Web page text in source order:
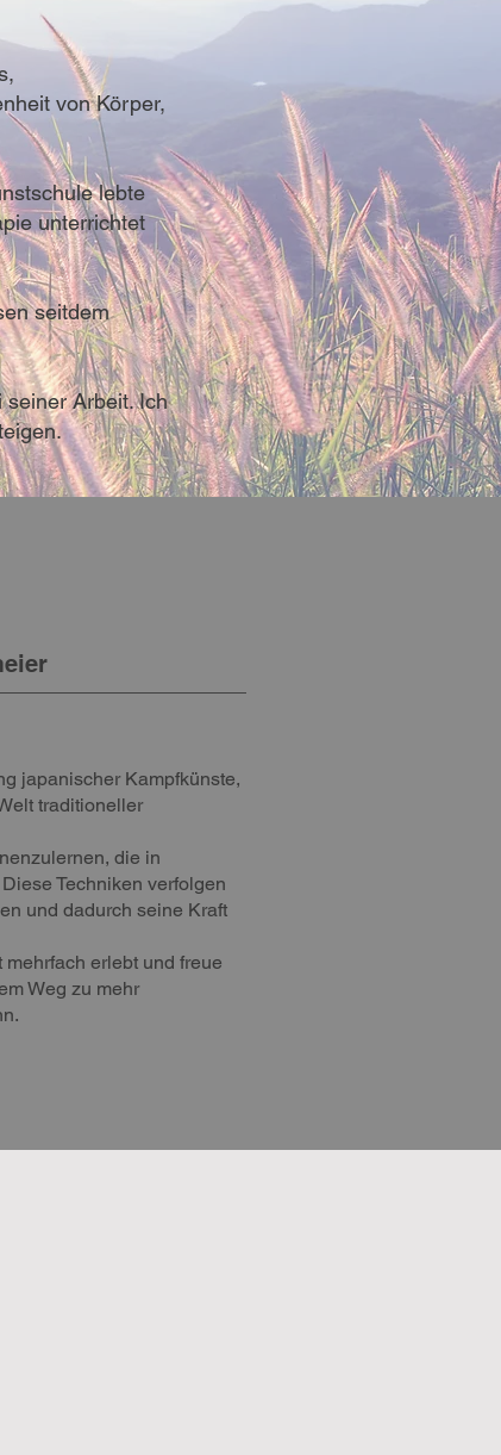
von Körper,
lebte
unterrichtet
seitdem
Arbeit. Ich
japanischer Kampfkünste,
traditioneller
die in
Techniken verfolgen
und dadurch seine Kraft
erlebt und freue
Weg zu mehr